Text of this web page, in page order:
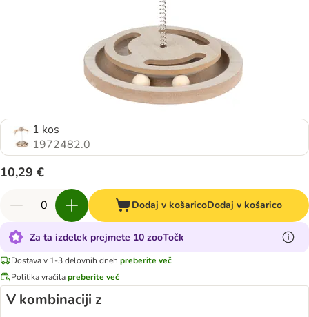
1 kos
1972482.0
10,29 €
Dodaj v košaricoDodaj v košarico
Za ta izdelek prejmete 10 zooTočk
Dostava v 1-3 delovnih dneh preberite več
Politika vračilapreberite več
V kombinaciji z